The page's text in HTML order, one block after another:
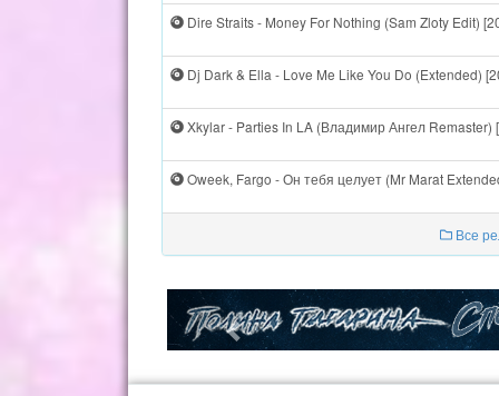
Dire Straits - Money For Nothing (Sam Zloty Edit)
Dj Dark & Ella - Love Me Like You Do (Extended)
Xkylar - Parties In LA (Владимир Ангел Remaster)
Oweek, Fargo - Он тебя целует (Mr Marat
Все